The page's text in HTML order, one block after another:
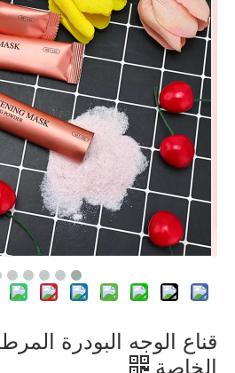
قناع الوجه البودرة
الخاصة